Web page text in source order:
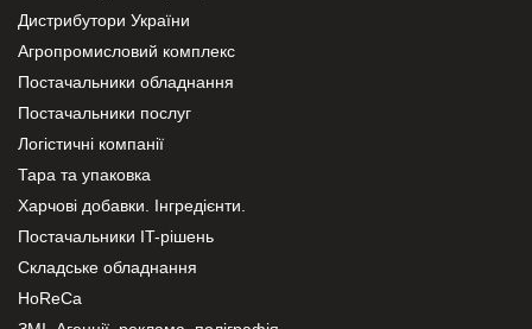
Дистрибутори України
Агропромисловий комплекс
Постачальники обладнання
Постачальники послуг
Логістичні компанії
Тара та упаковка
Харчові добавки. Інгредієнти.
Постачальники IT-рішень
Складське обладнання
HoReCa